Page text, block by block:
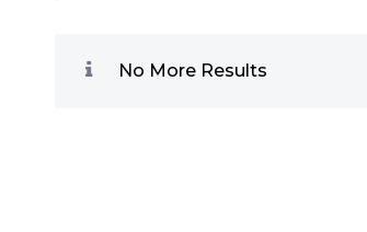
No More Results